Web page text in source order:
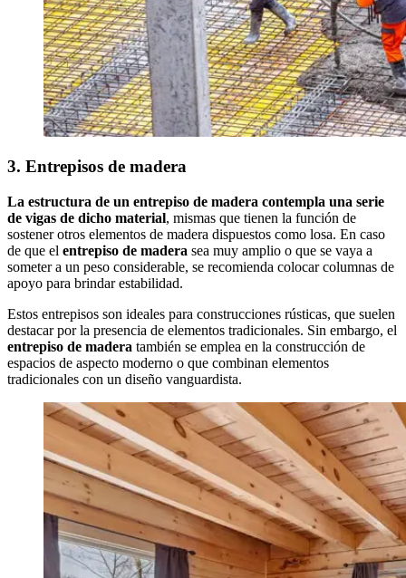
3. Entrepisos de madera
La estructura de un entrepiso de madera contempla una serie
de vigas de dicho material, mismas que tienen la función de
sostener otros elementos de madera dispuestos como losa. En caso
de que el entrepiso de madera sea muy amplio o que se vaya a
someter a un peso considerable, se recomienda colocar columnas de
apoyo para brindar estabilidad.
Estos entrepisos son ideales para construcciones rústicas, que suelen
destacar por la presencia de elementos tradicionales. Sin embargo, el
entrepiso de madera también se emplea en la construcción de
espacios de aspecto moderno o que combinan elementos
tradicionales con un diseño vanguardista.